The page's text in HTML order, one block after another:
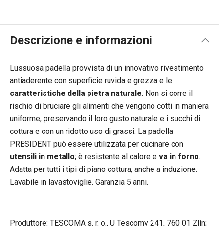
Descrizione e informazioni
Lussuosa padella provvista di un innovativo rivestimento
antiaderente con superficie ruvida e grezza e le
caratteristiche della pietra naturale. Non si corre il
rischio di bruciare gli alimenti che vengono cotti in maniera
uniforme, preservando il loro gusto naturale e i succhi di
cottura e con un ridotto uso di grassi. La padella
PRESIDENT può essere utilizzata per cucinare con
utensili in metallo; è resistente al calore e va in forno.
Adatta per tutti i tipi di piano cottura, anche a induzione.
Lavabile in lavastoviglie. Garanzia 5 anni.
Produttore: TESCOMA s. r. o., U Tescomy 241, 760 01 Zlín;